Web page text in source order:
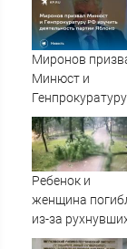
подтвердила
роман
Бондарчука и
Исаковой
Миронов
Минюст и
Генпрокуратуру
РФ изучить
деятельность
партии Яблоко
Ребенок и
женщина
из-за
деревьев во